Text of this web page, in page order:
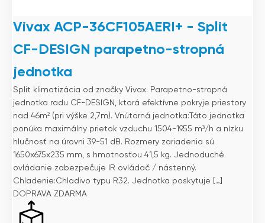
Vivax ACP-36CF105AERI+ - Split
CF-DESIGN parapetno-stropná
jednotka
Split klimatizácia od značky Vivax. Parapetno-stropná
jednotka radu CF-DESIGN, ktorá efektívne pokryje priestory
nad 46m² (pri výške 2,7m). Vnútorná jednotka:Táto jednotka
ponúka maximálny prietok vzduchu 1504-1955 m³/h a nízku
hlučnosť na úrovni 39-51 dB. Rozmery zariadenia sú
1650x675x235 mm, s hmotnosťou 41,5 kg. Jednoduché
ovládanie zabezpečuje IR ovládač / nástenný.
Chladenie:Chladivo typu R32. Jednotka poskytuje […]
DOPRAVA ZDARMA